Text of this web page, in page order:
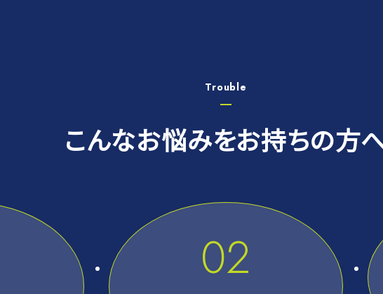
Trouble
こんなお悩みをお持ちの方